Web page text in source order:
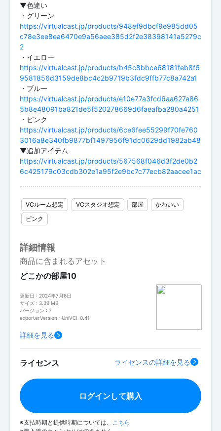
▼色違い
https://virtualcast.jp/products/948ef9dbcf9e985dd05
c78e3ee8ea6470e9a56aee385d2f2e38398141a5279c
2
https://virtualcast.jp/products/b45c8bbce68181feb8f6
9581856d3159de8bc4c2b9719b3fdc9ffb77c8a742a1
https://virtualcast.jp/products/e10e77a3fcd6aa627a86
5b8e48091ba821de5f520278669d6faeafba280a4251
https://virtualcast.jp/products/6ce6fee55299f70fe760
3016a8e340fb9877bf1497956f91dc0629dd1982ab48
https://virtualcast.jp/products/567568f046d3f2de0b2
6c425179c03cdb302e1a95f2e9bc7c77ecb82aacee1ac
VCルーム想定 VCスタジオ想定 部屋
かわいい
ピンク
詳細情報
商品に含まれるアセット
どこかの部屋10
更新日 : 2024年7月6日
サイズ : 3.39 MB
バージョン : 7
exporterVersion : UniVCI-0.41
詳細を見る
ライセンス ライセンスの詳細を見る
ログインして購入
※支払時期と提供時期については、
こちら